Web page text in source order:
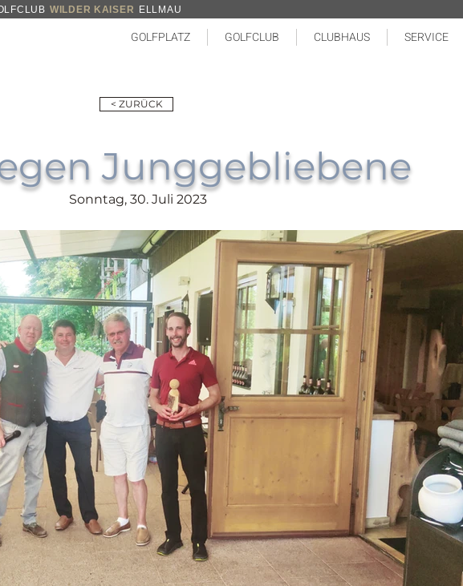
GOLFPLATZ GOLFCLUB CLUBHAUS SERVICE
WILDER KAISER ELLMAU
< ZURÜCK
Junggebliebene
Sonntag, 30. Juli 2023